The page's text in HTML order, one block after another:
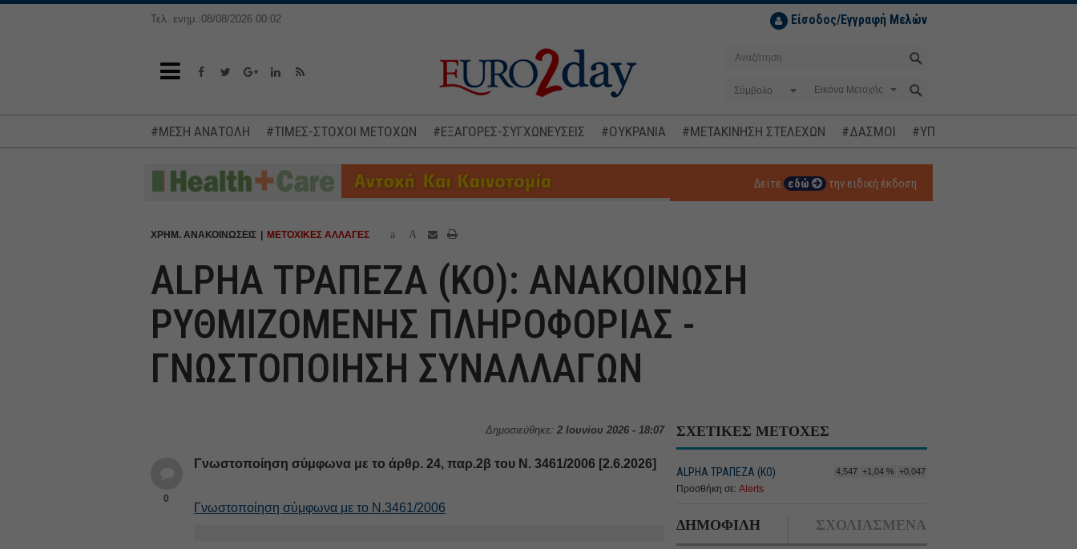
Τελ. ενημ.:08/08/2026 00:02 Είσοδος/Εγγραφή Μελών
Σύμβολο
#ΜΕΣΗ ΑΝΑΤΟΛΗ #ΤΙΜΕΣ-ΣΤΟΧΟΙ ΜΕΤΟΧΩΝ #ΕΞΑΓΟΡΕΣ-ΣΥΓΧΩΝΕΥΣΕΙΣ #ΟΥΚΡΑΝΙΑ #ΜΕΤΑΚΙΝΗΣΗ ΣΤΕΛΕΧΩΝ #ΔΑΣΜΟΙ #ΥΠΟΚΛΟΠΕΣ
Δείτε εδώ την ειδική έκδοση
ΧΡΗΜ. ΑΝΑΚΟΙΝΩΣΕΙΣ ΜΕΤΟΧΙΚΕΣ ΑΛΛΑΓΕΣ a A
ALPHA ΤΡΑΠΕΖΑ (ΚΟ): ΑΝΑΚΟΙΝΩΣΗ
ΡΥΘΜΙΖΟΜΕΝΗΣ ΠΛΗΡΟΦΟΡΙΑΣ -
ΓΝΩΣΤΟΠΟΙΗΣΗ ΣΥΝΑΛΛΑΓΩΝ
Δημοσιεύθηκε: 2 Ιουνίου 2026 - 18:07
0
Γνωστοποίηση σύμφωνα με το άρθρ. 24, παρ.2β του Ν. 3461/2006 [2.6.2026]
Γνωστοποίηση σύμφωνα με το Ν.3461/2006
ΣΧΕΤΙΚΕΣ ΜΕΤΟΧΕΣ
ALPHA ΤΡΑΠΕΖΑ (ΚΟ) 4,547 +1,04 % +0,047
Προσθήκη σε: Alerts
ΔΗΜΟΦΙΛΗ ΣΧΟΛΙΑΣΜΕΝΑ